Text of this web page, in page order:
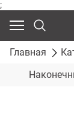
;
Главная